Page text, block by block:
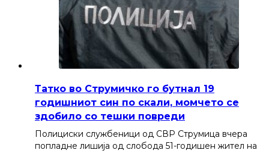
Татко во Струмичко го бутнал 19
годишниот син по скали, момчето се
здобило со тешки повреди
Полициски службеници од СВР Струмица вчера
попладне лишија од слобода 51-годишен жител на